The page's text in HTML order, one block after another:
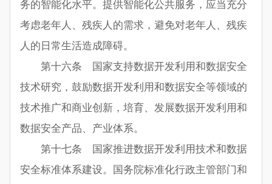
务的智能化水平。提供智能化公共服务，应当充分
考虑老年人、残疾人的需求，避免对老年人、残疾
人的日常生活造成障碍。
第十六条 国家支持数据开发利用和数据安全
技术研究，鼓励数据开发利用和数据安全等领域的
技术推广和商业创新，培育、发展数据开发利用和
数据安全产品、产业体系。
第十七条 国家推进数据开发利用技术和数据
安全标准体系建设。国务院标准化行政主管部门和